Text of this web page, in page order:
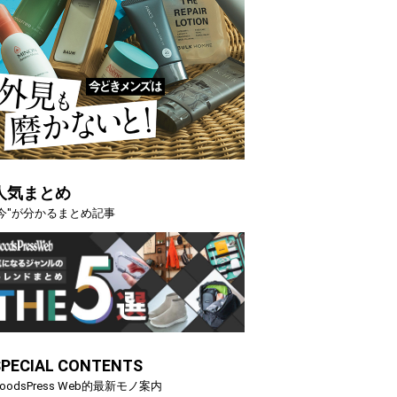
気まとめ
"が分かるまとめ記事
CONTENTS
Web的最新モノ案内